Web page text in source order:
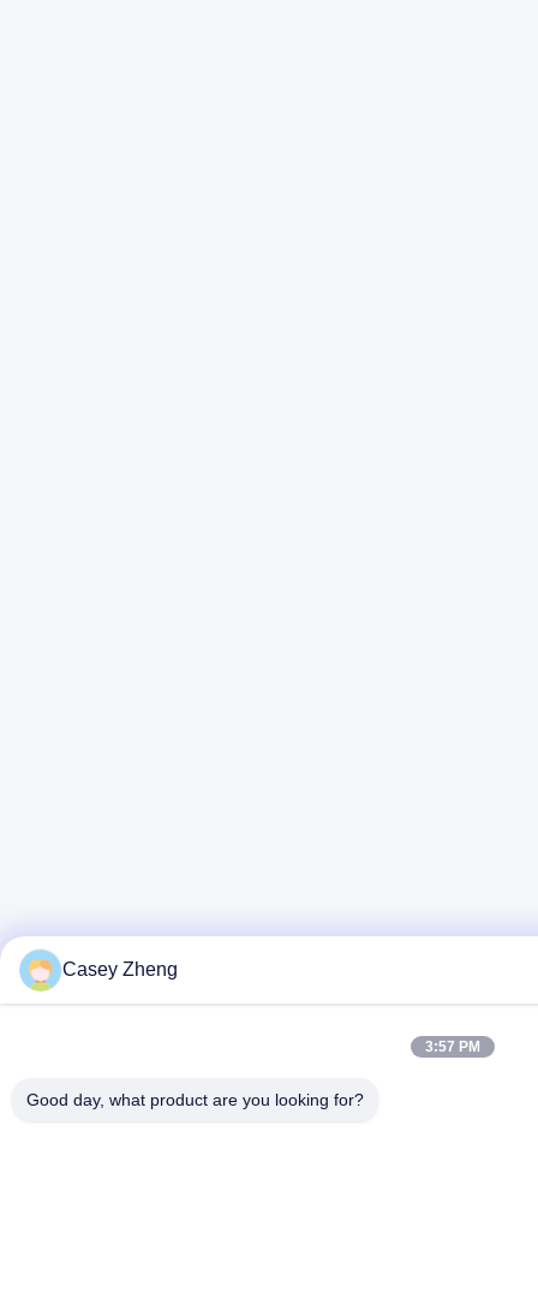
Casey Zheng
3:57 PM
Good day, what product are you looking for?